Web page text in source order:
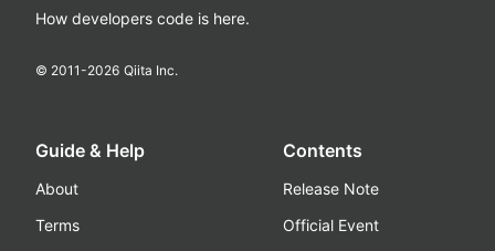
How developers code is here.
© 2011-2026 Qiita Inc.
Guide & Help
About
Terms
Contents
Release Note
Official Event